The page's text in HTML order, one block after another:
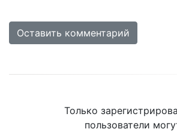
Оставить комментарий
Только
пользователи